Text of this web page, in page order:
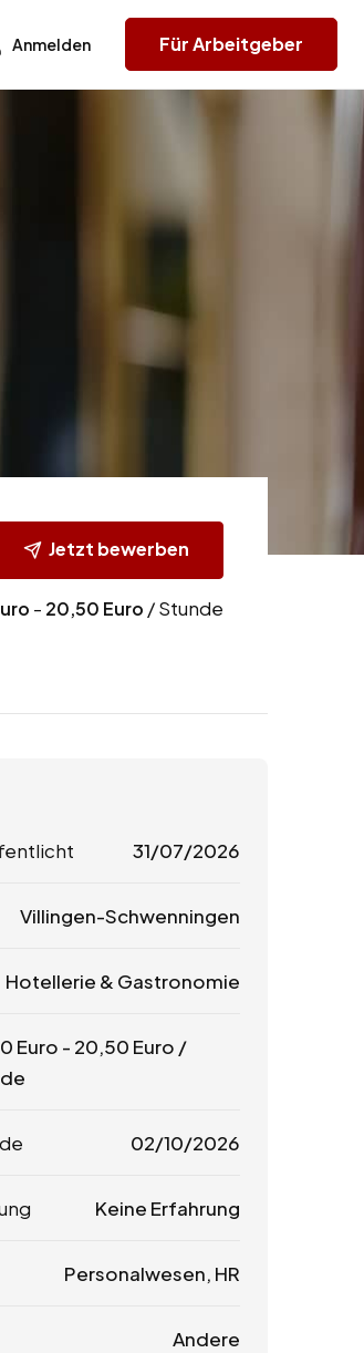
Anmelden Für Arbeitgeber
Jetzt bewerben
- 20,50 Euro / Stunde
31/07/2026
Villingen-Schwenningen
Hotellerie & Gastronomie
Euro - 20,50 Euro /
02/10/2026
Keine Erfahrung
Personalwesen, HR
Andere